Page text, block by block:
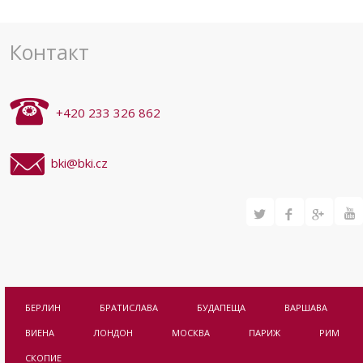
Контакт
+420 233 326 862
bki@bki.cz
БЕРЛИН БРАТИСЛАВА БУДАПЕЩА ВАРШАВА
ВИЕНА ЛОНДОН МОСКВА ПАРИЖ РИМ
СКОПИЕ